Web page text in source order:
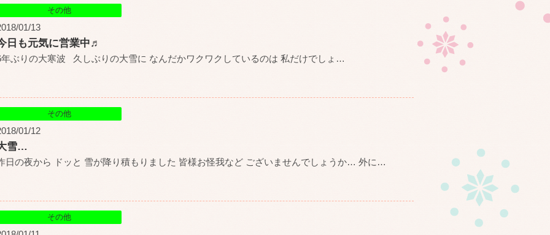
その他
01/13
日も元気に営業中♬
ぶりの大寒波 久しぶりの大雪に なんだかワクワクしているのは 私だけでしょ …
その他
01/12
雪…
日の夜から ドッと 雪が降り積もりました 皆様お怪我など ございませんでしょうか… 外に …
その他